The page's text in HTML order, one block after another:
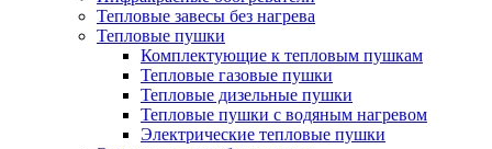
Тепловые завесы без нагрева
Тепловые пушки
Комплектующие к тепловым пушкам
Тепловые газовые пушки
Тепловые дизельные пушки
Тепловые пушки с водяным нагревом
Электрические тепловые пушки